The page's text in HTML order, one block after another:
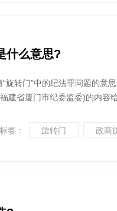
什么意思?
旋转门”中的纪法罪问题的意
建省厦门市纪委监委)的内容给
标签： 旋转门 政商